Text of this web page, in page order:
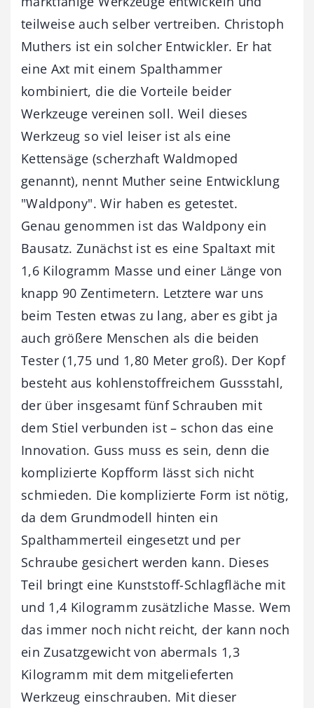
teilweise auch selber vertreiben. Christoph
Muthers ist ein solcher Entwickler. Er hat
eine Axt mit einem Spalthammer
kombiniert, die die Vorteile beider
Werkzeuge vereinen soll. Weil dieses
Werkzeug so viel leiser ist als eine
Kettensäge (scherzhaft Waldmoped
genannt), nennt Muther seine Entwicklung
"Waldpony". Wir haben es getestet.
Genau genommen ist das Waldpony ein
Bausatz. Zunächst ist es eine Spaltaxt mit
1,6 Kilogramm Masse und einer Länge von
knapp 90 Zentimetern. Letztere war uns
beim Testen etwas zu lang, aber es gibt ja
auch größere Menschen als die beiden
Tester (1,75 und 1,80 Meter groß). Der Kopf
besteht aus kohlenstoffreichem Gussstahl,
der über insgesamt fünf Schrauben mit
dem Stiel verbunden ist – schon das eine
Innovation. Guss muss es sein, denn die
komplizierte Kopfform lässt sich nicht
schmieden. Die komplizierte Form ist nötig,
da dem Grundmodell hinten ein
Spalthammerteil eingesetzt und per
Schraube gesichert werden kann. Dieses
Teil bringt eine Kunststoff-Schlagfläche mit
und 1,4 Kilogramm zusätzliche Masse. Wem
das immer noch nicht reicht, der kann noch
ein Zusatzgewicht von abermals 1,3
Kilogramm mit dem mitgelieferten
Werkzeug einschrauben. Mit dieser